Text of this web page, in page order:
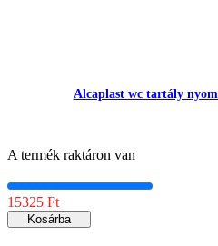
Alcaplast wc tartály
A termék raktáron van
15325 Ft
Kosárba